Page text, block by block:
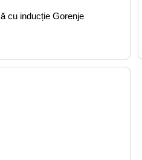
cu inducție Gorenje